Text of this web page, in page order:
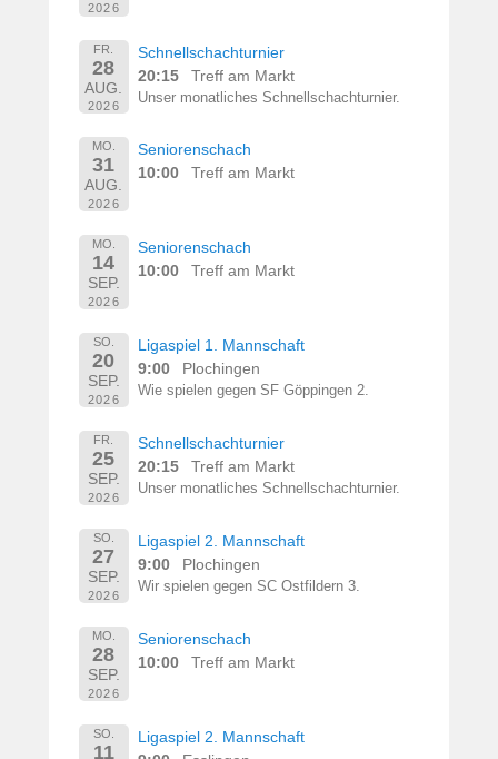
2026
FR.
28
AUG.
2026
Schnellschachturnier
20:15
Treff am Markt
Unser monatliches Schnellschachturnier.
MO.
31
AUG.
2026
Seniorenschach
10:00
Treff am Markt
MO.
14
SEP.
2026
Seniorenschach
10:00
Treff am Markt
SO.
20
SEP.
2026
Ligaspiel 1. Mannschaft
9:00
Plochingen
Wie spielen gegen SF Göppingen 2.
FR.
25
SEP.
2026
Schnellschachturnier
20:15
Treff am Markt
Unser monatliches Schnellschachturnier.
SO.
27
SEP.
2026
Ligaspiel 2. Mannschaft
9:00
Plochingen
Wir spielen gegen SC Ostfildern 3.
MO.
28
SEP.
2026
Seniorenschach
10:00
Treff am Markt
SO.
11
Ligaspiel 2. Mannschaft